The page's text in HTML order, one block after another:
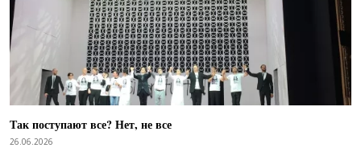
Так поступают все? Нет, не все
26.06.2026